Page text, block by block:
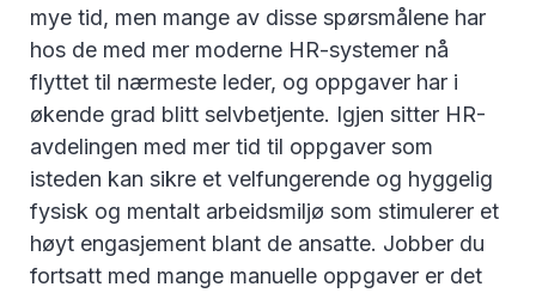
mye tid, men mange av disse spørsmålene har
hos de med mer moderne HR-systemer nå
flyttet til nærmeste leder, og oppgaver har i
økende grad blitt selvbetjente. Igjen sitter HR-
avdelingen med mer tid til oppgaver som
isteden kan sikre et velfungerende og hyggelig
fysisk og mentalt arbeidsmiljø som stimulerer et
høyt engasjement blant de ansatte. Jobber du
fortsatt med mange manuelle oppgaver er det